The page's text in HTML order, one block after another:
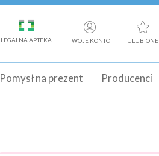
TWOJE KONTO
LEGALNA APTEKA ULUBIONE
Pomysł na prezent Producenci